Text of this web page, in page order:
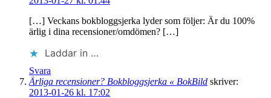
[…] Veckans bokbloggsjerka lyder som följer: Är du 100%
ärlig i dina recensioner/omdömen? […]
Laddar in …
Svara
Ärliga recensioner? Bokbloggsjerka « BokBild skriver:
2013-01-26 kl. 17:02